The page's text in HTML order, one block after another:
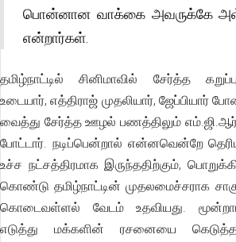
பொன்னான வாக்கை அவருக்கே
என்றார்கள்.
தமிழ்நாட்டில் சினிமாவில் சேர்த்த
உடையார், எத்திராஜ் முதலியார், ஜேப்பியார்
வைத்து சேர்த்த ஊழல் பணத்திலும்
போட்டார். நடிப்பென்றால் என்னவென்றே
உச்ச நட்சத்திரமாக இருந்ததிற்கும்,
கொண்டு தமிழ்நாட்டின் முதலமைச்சராக
கொடைவள்ளல் வேடம் உதவியது.
எடுத்து மக்களின் ரசனையை